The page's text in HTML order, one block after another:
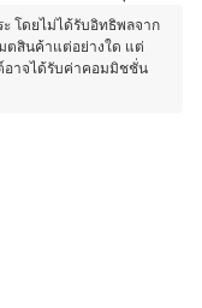
โดยไม่ได้รับอิทธิพลจาก
ตสินค้าแต่อย่างใด แต่
อาจได้รับค่าคอมมิชชั่น